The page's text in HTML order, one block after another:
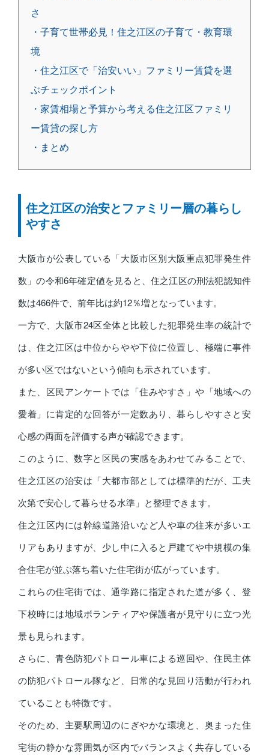
さ
・子育て世帯必見！住之江区の子育て・教育環
境
・住之江区で「治安いい」ファミリー賃貸を選
ぶチェックポイント
・家賃相場と予算から考える住之江区ファミリ
ー賃貸の探し方
・まとめ
住之江区の治安とファミリー層の暮らし
やすさ
大阪市が公表している「大阪市区別大阪重点犯罪発生件
数」の令和6年確定値を見ると、住之江区の刑法犯認知件
数は466件で、前年比は約12％増となっています。
一方で、大阪市24区全体と比較した犯罪発生率の統計で
は、住之江区は中位からやや下位に位置し、極端に事件
が多い区ではないという傾向も示されています。
また、区民アンケートでは「住みやすさ」や「地域への
愛着」に肯定的な回答が一定数あり、暮らしやすさと安
心感の両面を評価する声が確認できます。
このように、数字と区民の実感をあわせてみることで、
住之江区の治安は「大都市部としては標準的だが、工夫
次第で安心して暮らせる水準」と整理できます。
住之江区内には幹線道路沿いなど人や車の往来が多いエ
リアもありますが、少し中に入ると戸建てや中規模の集
合住宅が並ぶ落ち着いた住宅街が広がっています。
これらの住宅街では、通学路に指定された道が多く、登
下校時には地域ボランティアや保護者が見守りに立つ光
景も見られます。
さらに、青色防犯パトロール車による巡回や、住民主体
の防犯パトロール隊など、日常的な見回り活動が行われ
ていることも特徴です。
そのため、主要駅周辺のにぎやかな環境と、奥まった住
宅街の静かな雰囲気が区内でバランスよく共存している